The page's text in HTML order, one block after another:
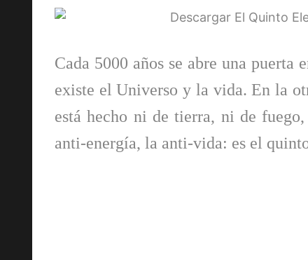
Cada 5000 años se abre una puerta
existe el Universo y la vida. En la
está hecho ni de tierra, ni de
anti-energía, la anti-vida: es el